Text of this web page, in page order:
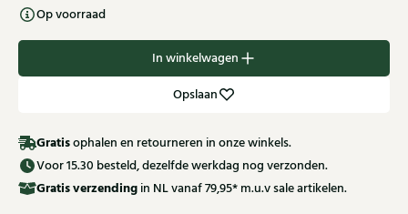
Op voorraad
In winkelwagen
Opslaan
Gratisophalen en retourneren in onze winkels.
Voor 15.30 besteld, dezelfde werkdag nog verzonden.
Gratisverzending in NL vanaf 79,95* m.u.v sale artikelen.